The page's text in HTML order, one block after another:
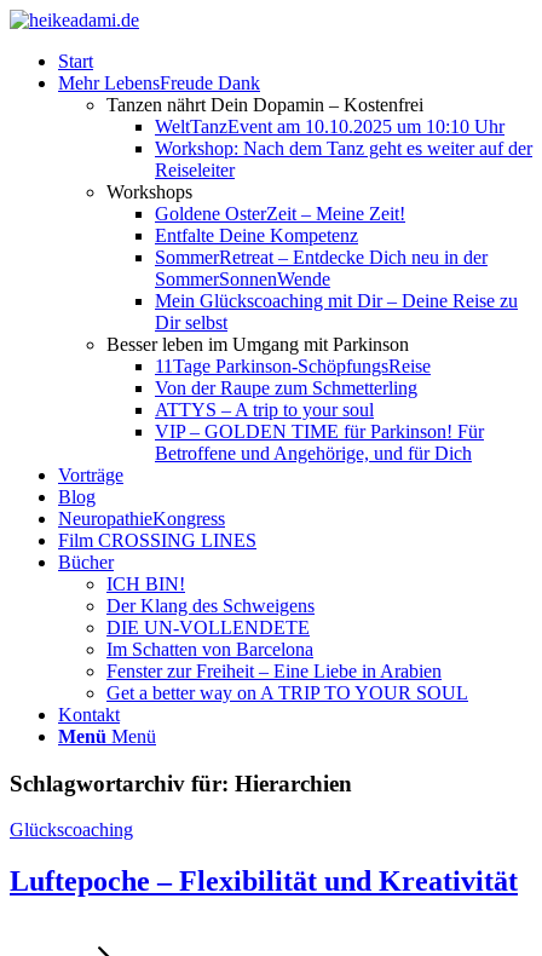
Start
Mehr LebensFreude Dank
Tanzen nährt Dein Dopamin – Kostenfrei
WeltTanzEvent am 10.10.2025 um 10:10 Uhr
Workshop: Nach dem Tanz geht es weiter auf der
Reiseleiter
Workshops
Goldene OsterZeit – Meine Zeit!
Entfalte Deine Kompetenz
SommerRetreat – Entdecke Dich neu in der
SommerSonnenWende
Mein Glückscoaching mit Dir – Deine Reise zu
Dir selbst
Besser leben im Umgang mit Parkinson
11Tage Parkinson-SchöpfungsReise
Von der Raupe zum Schmetterling
ATTYS – A trip to your soul
VIP – GOLDEN TIME für Parkinson! Für
Betroffene und Angehörige, und für Dich
Vorträge
Blog
NeuropathieKongress
Film CROSSING LINES
Bücher
ICH BIN!
Der Klang des Schweigens
DIE UN-VOLLENDETE
Im Schatten von Barcelona
Fenster zur Freiheit – Eine Liebe in Arabien
Get a better way on A TRIP TO YOUR SOUL
Kontakt
Menü Menü
Schlagwortarchiv für: Hierarchien
Glückscoaching
Luftepoche – Flexibilität und Kreativität